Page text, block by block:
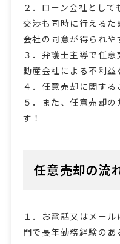
２．ローン会社とし
交渉も同時に行える
会社の同意が得られや
３．弁護士主導で任
動産会社による不利益
４．任意売却に関する
５．また、任意売却
す！
任意売却の流
１．お電話又はメー
門で長年勤務経験の